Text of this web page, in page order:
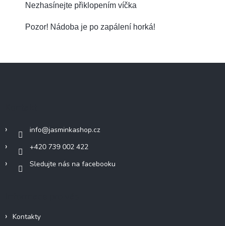
Nezhasínejte přiklopením víčka
Pozor! Nádoba je po zapálení horká!
info@jasminkashop.cz
+420 739 002 422
Sledujte nás na facebooku
Kontakty